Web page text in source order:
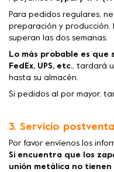
Para pedidos regulares,
preparación y producción.
superan las dos semanas.
Lo más probable es que
FedEx, UPS, etc., tardará
hasta su almacén.
Si pedidos al por mayor,
3. Servicio postventa
Por favor envíenos los
Si encuentra que los
unión metálica no